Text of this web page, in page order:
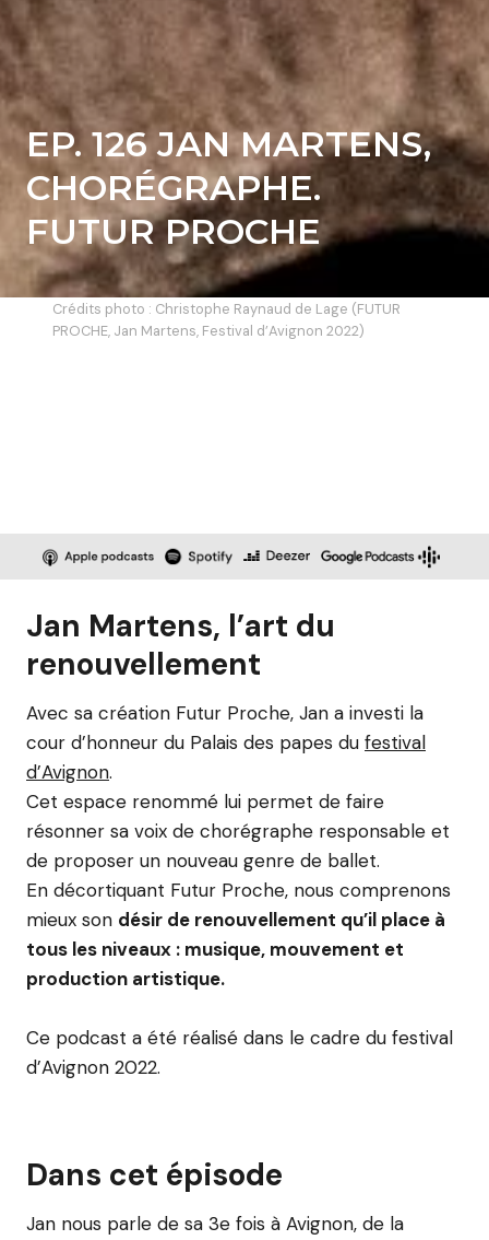
EP. 126 JAN MARTENS,
CHORÉGRAPHE.
FUTUR PROCHE
Crédits photo : Christophe Raynaud de Lage (FUTUR
PROCHE, Jan Martens, Festival d’Avignon 2022)
Jan Martens, l’art du
renouvellement
Avec sa création Futur Proche, Jan a investi la
cour d’honneur du Palais des papes du festival
d’Avignon.
Cet espace renommé lui permet de faire
résonner sa voix de chorégraphe responsable et
de proposer un nouveau genre de ballet.
En décortiquant Futur Proche, nous comprenons
mieux son désir de renouvellement qu’il place à
tous les niveaux : musique, mouvement et
production artistique.
Ce podcast a été réalisé dans le cadre du festival
d’Avignon 2022.
Dans cet épisode
Jan nous parle de sa 3e fois à Avignon, de la